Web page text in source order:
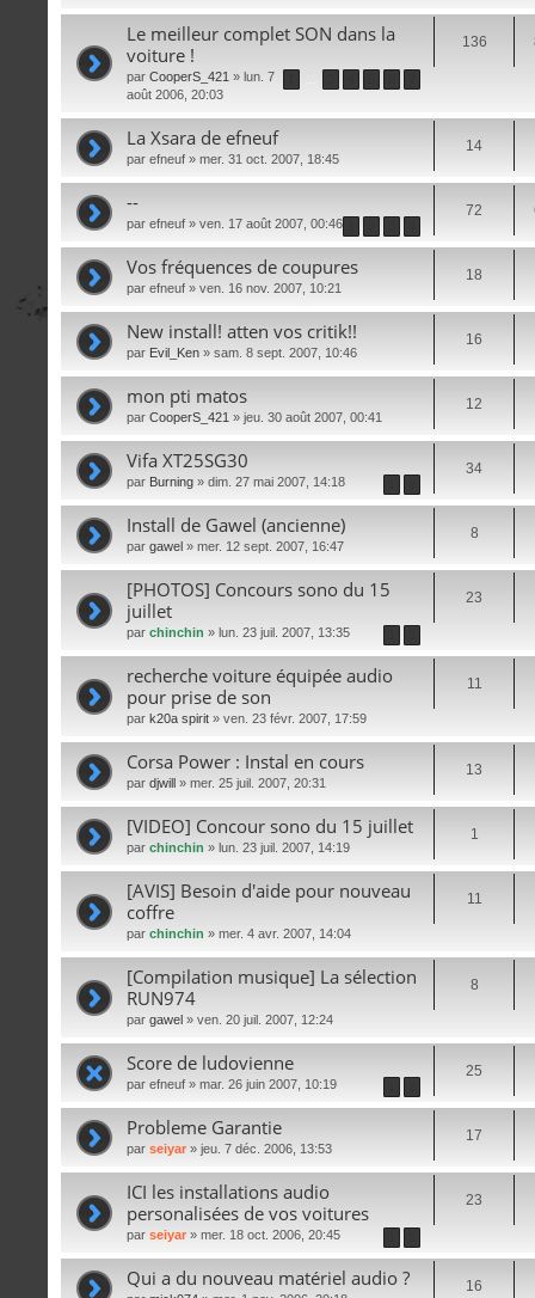
Le meilleur complet SON dans la
voiture !
par CooperS_421 » lun. 7
août 2006, 20:03
136
La Xsara de efneuf
par efneuf » mer. 31 oct. 2007, 18:45
14
--
par efneuf » ven. 17 août 2007, 00:46
72
Vos fréquences de coupures
par efneuf » ven. 16 nov. 2007, 10:21
18
New install! atten vos critik!!
par Evil_Ken » sam. 8 sept. 2007, 10:46
16
mon pti matos
par CooperS_421 » jeu. 30 août 2007, 00:41
12
Vifa XT25SG30
par Burning » dim. 27 mai 2007, 14:18
34
Install de Gawel (ancienne)
par gawel » mer. 12 sept. 2007, 16:47
8
[PHOTOS] Concours sono du 15
juillet
par chinchin » lun. 23 juil. 2007, 13:35
23
recherche voiture équipée audio
pour prise de son
par k20a spirit » ven. 23 févr. 2007, 17:59
11
Corsa Power : Instal en cours
par djwill » mer. 25 juil. 2007, 20:31
13
[VIDEO] Concour sono du 15 juillet
par chinchin » lun. 23 juil. 2007, 14:19
1
[AVIS] Besoin d'aide pour nouveau
coffre
par chinchin » mer. 4 avr. 2007, 14:04
11
[Compilation musique] La sélection
RUN974
par gawel » ven. 20 juil. 2007, 12:24
8
Score de ludovienne
par efneuf » mar. 26 juin 2007, 10:19
25
Probleme Garantie
par seiyar » jeu. 7 déc. 2006, 13:53
17
ICI les installations audio
personalisées de vos voitures
par seiyar » mer. 18 oct. 2006, 20:45
23
Qui a du nouveau matériel audio ? 16